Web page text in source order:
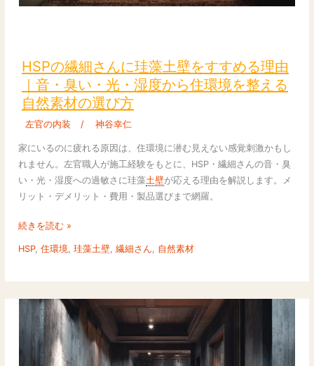
HSPの繊細さんに珪藻土壁をすすめる理由
｜音・臭い・光・湿度から住環境を整える
自然素材の選び方
左官の内装 / 神谷幸仁
家にいるのに疲れる原因は、住環境に潜む見えない感覚刺激かもし
れません。左官職人が施工経験をもとに、HSP・繊細さんの音・臭
い・光・湿度への過敏さに珪藻土壁が応える理由を解説します。メ
リット・デメリット・費用・製品選びまで網羅。
繊
細
さ
ん
に
藻
土
を
す
め
由
音・
臭
続きを読む »
HSP,住環境,珪藻土壁,繊細さん, 自然素材